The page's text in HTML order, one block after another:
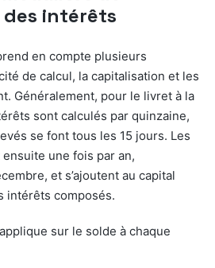
intérêts
en compte plusieurs
de calcul, la capitalisation et les
Généralement, pour le livret à la
sont calculés par quinzaine,
se font tous les 15 jours. Les
une fois par an,
et s’ajoutent au capital
intérêts composés.
sur le solde à chaque